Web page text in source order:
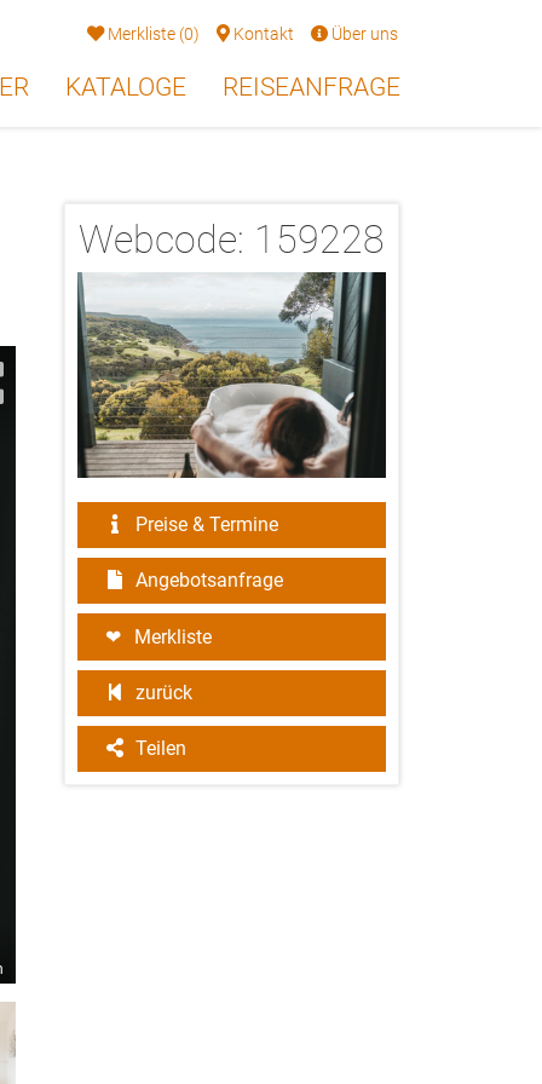
Merkliste (0) Kontakt Über uns
KATALOGE REISEANFRAGE
Webcode: 159228
Preise & Termine
Angebotsanfrage
Merkliste
zurück
Teilen
2/24